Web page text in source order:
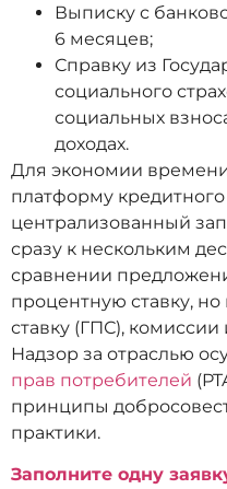
Выписку с
6 месяцев;
Справку из
социального
социальных
доходах.
Для экономии
платформу
централизованный
сразу к нескольким
сравнении
процентную ставку,
ставку (ГПС),
Надзор за отраслью
прав потребителей
принципы
практики.
Заполните одну